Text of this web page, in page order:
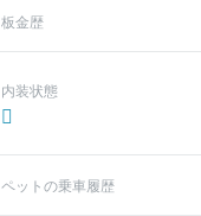
板金歴
内装状態
ペットの乗車履歴